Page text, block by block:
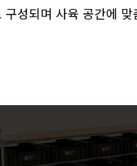
성되며 사육 공간에 맞